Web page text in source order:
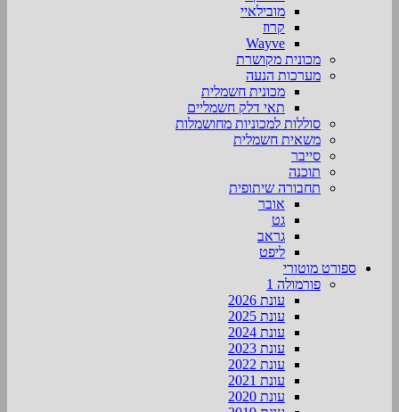
מובילאיי
קרוז
Wayve
מכונית מקושרת
מערכות הנעה
מכונית חשמלית
תאי דלק חשמליים
סוללות למכוניות מחושמלות
משאית חשמלית
סייבר
תוכנה
תחבורה שיתופית
אובר
גט
גראב
ליפט
ספורט מוטורי
פורמולה 1
עונת 2026
עונת 2025
עונת 2024
עונת 2023
עונת 2022
עונת 2021
עונת 2020